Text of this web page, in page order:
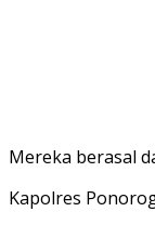
Mereka berasal
Kapolres